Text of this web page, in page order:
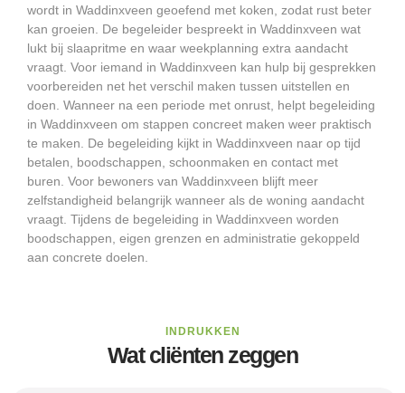
wordt in Waddinxveen geoefend met koken, zodat rust beter
kan groeien. De begeleider bespreekt in Waddinxveen wat
lukt bij slaapritme en waar weekplanning extra aandacht
vraagt. Voor iemand in Waddinxveen kan hulp bij gesprekken
voorbereiden net het verschil maken tussen uitstellen en
doen. Wanneer na een periode met onrust, helpt begeleiding
in Waddinxveen om stappen concreet maken weer praktisch
te maken. De begeleiding kijkt in Waddinxveen naar op tijd
betalen, boodschappen, schoonmaken en contact met
buren. Voor bewoners van Waddinxveen blijft meer
zelfstandigheid belangrijk wanneer als de woning aandacht
vraagt. Tijdens de begeleiding in Waddinxveen worden
boodschappen, eigen grenzen en administratie gekoppeld
aan concrete doelen.
INDRUKKEN
Wat cliënten zeggen